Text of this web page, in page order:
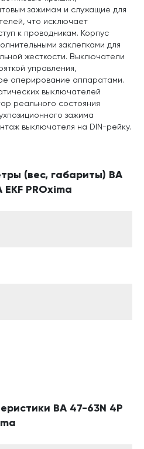
зажимам и служащие для
что исключает
к проводникам. Корпус
заклепками для
жесткости. Выключатели
управления,
оперирование аппаратами.
выключателей
реального состояния
зажима
выключателя на DIN-рейку.
(вес, габариты) ВА
PROxima
ВА 47-63N 4P